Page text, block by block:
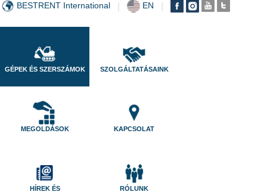
BESTRENT International EN
GÉPEK ÉS SZERSZÁMOK SZOLGÁLTATÁSAINK
MEGOLDÁSOK KAPCSOLAT
HÍREK ÉS
RÓLUNK